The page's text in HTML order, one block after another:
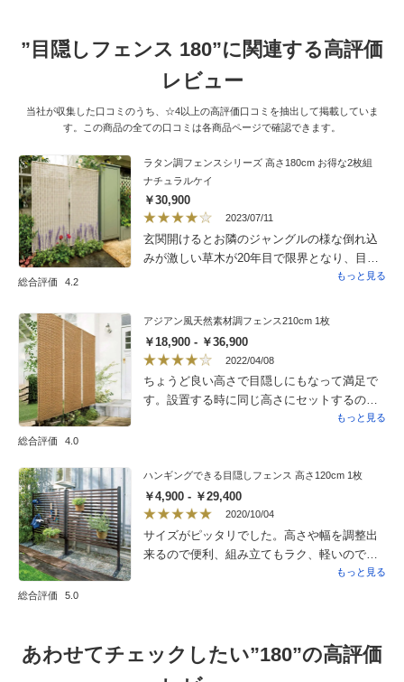
”目隠しフェンス 180”に関連する高評価
レビュー
当社が収集した口コミのうち、☆4以上の高評価口コミを抽出して掲載していま
す。この商品の全ての口コミは各商品ページで確認できます。
総合評価 4.2
ラタン調フェンスシリーズ 高さ180cm お得な2枚組
ナチュラルケイ
￥30,900
2023/07/11
玄関開けるとお隣のジャングルの様な倒れ込
みが激しい草木が20年目で限界となり、目隠
しフェンスを業者に頼むはずでしたが大掛か
した。 色でかなり迷い、とりあえず1セッ
た。元々あるフェンスの土台のコンクリート
んでしたので、結束バンドとガーデンライト
を固定するコンクリート製土台を重しとして
した。次は丸見えの庭側も20枚購入を考えて
ます。また色で悩み中です。
もっと見る
総合評価 4.0
アジアン風天然素材調フェンス210cm 1枚
￥18,900 - ￥36,900
2022/04/08
ちょうど良い高さで目隠しにもなって満足で
す。設置する時に同じ高さにセットするのが
難しかったです。強風の時は心配なので外し
ようなものがあれば楽かなと思いました。
もっと見る
総合評価 5.0
ハンギングできる目隠しフェンス 高さ120cm 1枚
￥4,900 - ￥29,400
2020/10/04
サイズがピッタリでした。高さや幅を調整出
来るので便利、組み立てもラク、軽いので移
動もしやすく満足しついます。足の部分は別
もっと見る
あわせてチェックしたい”180”の高評価